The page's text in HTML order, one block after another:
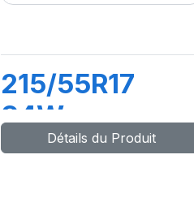
215/55R17
94W
DYNAXER HP5
Détails du Produit